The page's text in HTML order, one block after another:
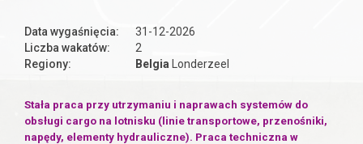
Data wygaśnięcia:
31-12-2026
Liczba wakatów:
2
Regiony:
Belgia Londerzeel
Stała praca przy utrzymaniu i naprawach systemów do
obsługi cargo na lotnisku (linie transportowe, przenośniki,
napędy, elementy hydrauliczne). Praca techniczna w